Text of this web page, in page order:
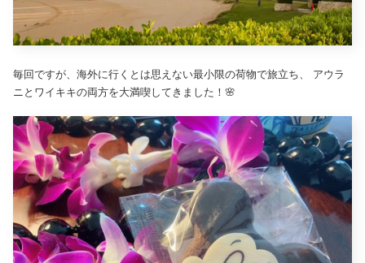
毎回ですが、海外に行くとは思えない最小限の荷物で旅立ち、 アウラ
ニとワイキキの両方を大満喫してきました！🌸